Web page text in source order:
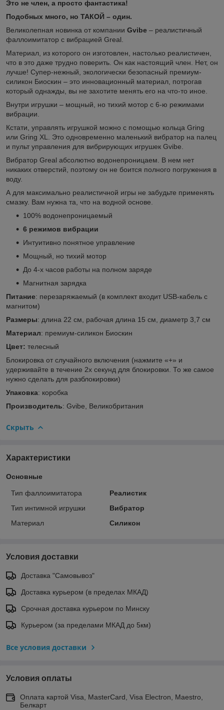
Это не член, а просто фантастика!
Подобных много, но ТАКОЙ – один.
Великолепная новинка от компании Gvibe – реалистичный
фаллоимитатор с вибрацией Greal.
Материал, из которого он изготовлен, настолько реалистичен,
что в это даже трудно поверить. Он как настоящий член. Нет, он
лучше! Супер-нежный, экологически безопасный премиум-
силикон Биоскин – это инновационный материал, потрогав
который однажды, вы не захотите менять его на что-то иное.
Внутри игрушки – мощный, но тихий мотор с 6-ю режимами
вибрации.
Кстати, управлять игрушкой можно с помощью кольца Gring
или Gring XL. Это одновременно маленький вибратор на палец
и пульт управления для вибрирующих игрушек Gvibe.
Вибратор Greal абсолютно водонепроницаем. В нем нет
никаких отверстий, поэтому он не боится полного погружения в
воду.
А для максимально реалистичной игры не забудьте применять
смазку. Вам нужна та, что на водной основе.
100% водонепроницаемый
6 режимов вибрации
Интуитивно понятное управление
Мощный, но тихий мотор
До 4-х часов работы на полном заряде
Магнитная зарядка
Питание: перезаряжаемый (в комплект входит USB-кабель с
магнитом)
Размеры: длина 22 см, рабочая длина 15 см, диаметр 3,7 см
Материал: премиум-силикон Биоскин
Цвет: телесный
Блокировка от случайного включения (нажмите «+» и
удерживайте в течение 2х секунд для блокировки. То же самое
нужно сделать для разблокировки)
Упаковка: коробка
Производитель: Gvibe, Великобритания
Скрыть
Характеристики
Основные
Тип фаллоимитатора
Реалистик
Тип интимной игрушки
Вибратор
Материал
Силикон
Условия доставки
Доставка "Самовывоз"
Доставка курьером (в пределах МКАД)
Срочная доставка курьером по Минску
Курьером (за пределами МКАД до 5км)
Все условия доставки
Условия оплаты
Оплата картой Visa, MasterCard, Visa Electron, Maestro,
Белкарт